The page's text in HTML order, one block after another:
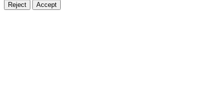
Reject Accept